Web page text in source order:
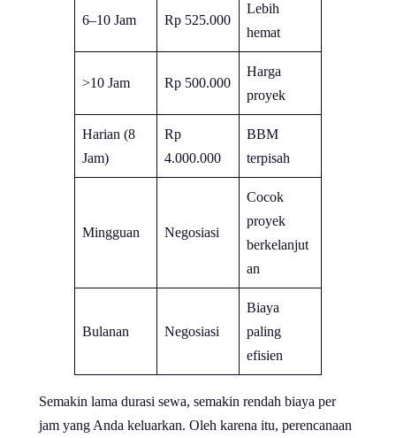
6–10 Jam Rp 525.000
Lebih
hemat
>10 Jam Rp 500.000
Harga
proyek
Harian (8
Jam)
Rp
4.000.000
BBM
terpisah
Mingguan Negosiasi
Cocok
proyek
berkelanjut
an
Bulanan Negosiasi
Biaya
paling
efisien
Semakin lama durasi sewa, semakin rendah biaya per
jam yang Anda keluarkan. Oleh karena itu, perencanaan